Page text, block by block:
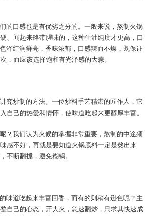
的口感也是有优劣之分的。一般来说，熬制火锅
、闻起来略带腥味的，这种牛油纯度才更高，口
泽红润鲜亮，香味浓郁，口感辣而不燥，既保证
，而应该选择饱和有光泽感的大蒜。
究炒制的方法。一位炒料手艺精湛的匠作人，它
自己的热爱和情怀，使味道吃起来更醇厚丰富。
？我们认为火候的掌握非常重要，熬制的中途须
感不好，再就是要知道火锅底料一定是熬出来
不断翻搅，避免糊锅。
味道吃起来丰富回香，而有的则稍有逊色呢？主
自己的心态，开大火，急速翻炒，只求其快速成